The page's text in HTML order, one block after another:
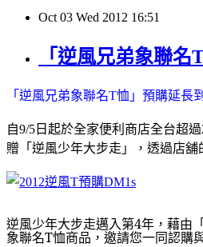
Oct 03 Wed 2012 16:51
「逆風兄弟象聯
「逆風兄弟象聯名T恤」預購延長
自9/5日起於全家便利商店全台超
贈「逆風少年大步走」，透過店
逆風少年大步走邁入第4年， 藉由
象聯名T恤商品，邀請您一同認購